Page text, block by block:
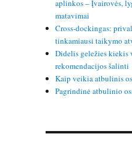
aplinkos – Įvairovės,
matavimai
Cross-dockingas:
tinkamiausi taikymo
Didelis geležies kiekis
rekomendacijos šalinti
Kaip veikia atbulinis
Pagrindinė atbulinio